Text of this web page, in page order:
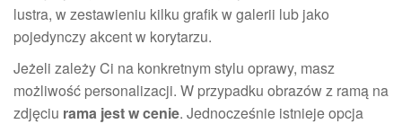
lustra, w zestawieniu kilku grafik w galerii lub jako
pojedynczy akcent w korytarzu.
Jeżeli zależy Ci na konkretnym stylu oprawy, masz
możliwość personalizacji. W przypadku obrazów z ramą na
zdjęciu rama jest w cenie. Jednocześnie istnieje opcja